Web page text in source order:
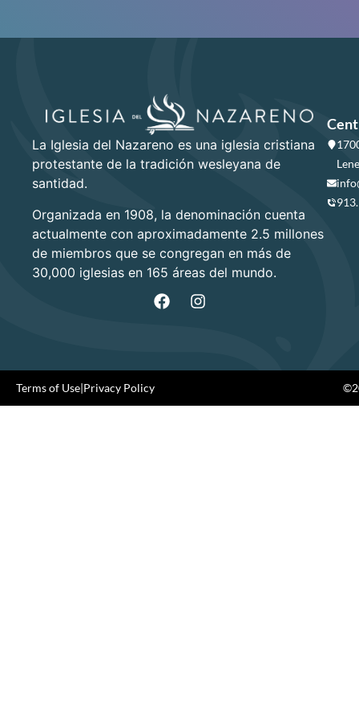
La Iglesia del Nazareno es una iglesia cristiana
protestante de la tradición wesleyana de
santidad.
Organizada en 1908, la denominación cuenta
actualmente con aproximadamente 2.5 millones
de miembros que se congregan en más de
30,000 iglesias en 165 áreas del mundo.
Terms of Use|Privacy Policy